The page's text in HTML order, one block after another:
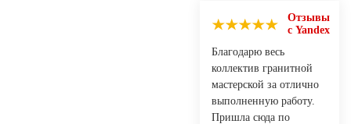
Отзывы
с Yandex
Благодарю весь
коллектив гранитной
мастерской за отлично
выполненную работу.
Пришла сюда по